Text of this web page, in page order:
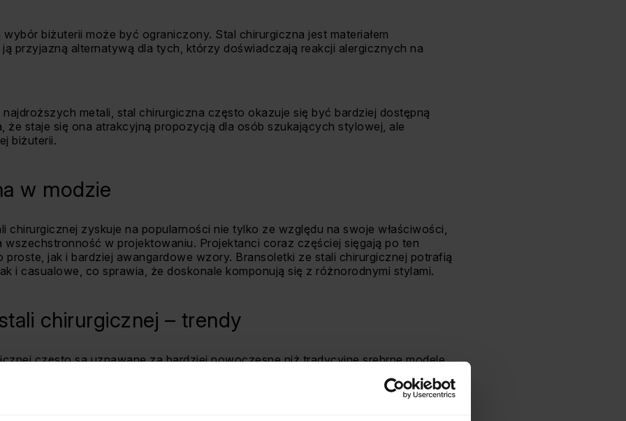
biżuterii może być ograniczony. Stal chirurgiczna jest materiałem
przyjazną alternatywą dla tych, którzy doświadczają reakcji alergicznych na
metali, stal chirurgiczna często okazuje się być bardziej dostępną
że staje się ona atrakcyjną propozycją dla osób szukających stylowej, ale
biżuterii.
w modzie
chirurgicznej zyskuje na popularności nie tylko ze względu na swoje właściwości,
wszechstronność w projektowaniu. Projektanci coraz częściej sięgają po ten
proste, jak i bardziej awangardowe wzory. Bransoletki ze stali chirurgicznej potrafią
i casualowe, co sprawia, że doskonale komponują się z różnorodnymi stylami.
chirurgicznej – trendy
często są uznawane za bardziej nowoczesne niż tradycyjne srebrne modele.
charakteru.